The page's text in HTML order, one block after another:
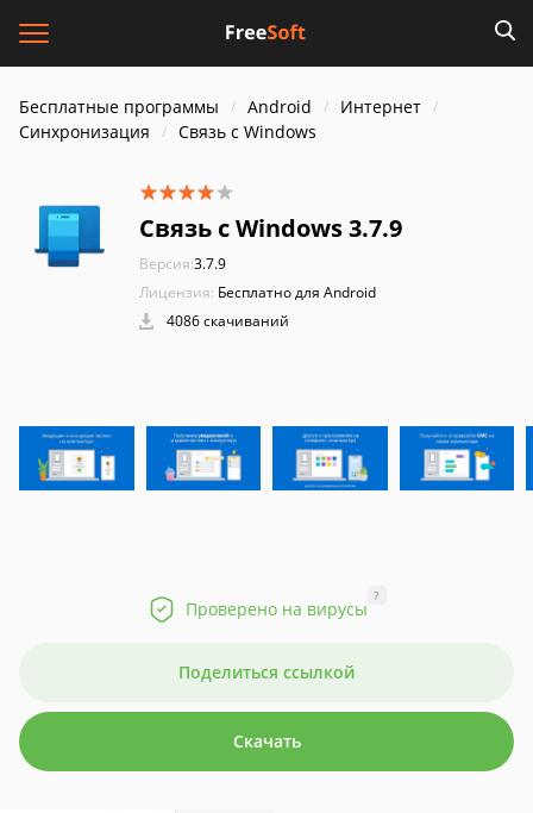
Бесплатные программы Android
Интернет
Синхронизация
Связь с Windows
Связь с Windows 3.7.9
Версия:3.7.9
Лицензия: Бесплатно для Android
4086 скачиваний
Проверено на вирусы
?
Поделиться ссылкой
Скачать